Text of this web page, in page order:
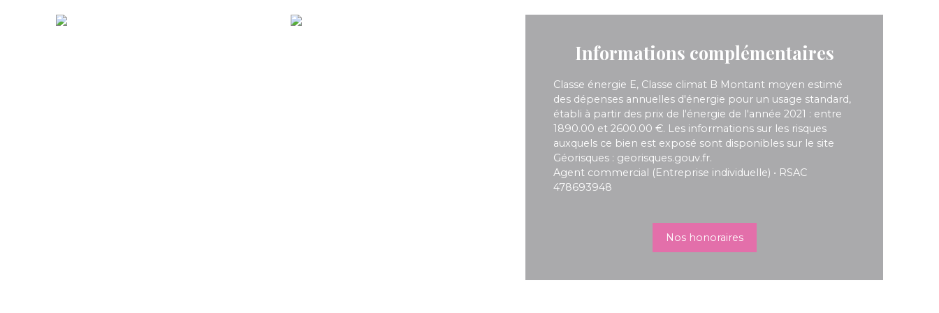
Informations complémentaires
Classe énergie E, Classe climat B Montant moyen estimé
des dépenses annuelles d'énergie pour un usage standard,
établi à partir des prix de l'énergie de l'année 2021 : entre
1890.00 et 2600.00 €. Les informations sur les risques
auxquels ce bien est exposé sont disponibles sur le site
Géorisques : georisques.gouv.fr.
Agent commercial (Entreprise individuelle) • RSAC
478693948
Nos honoraires